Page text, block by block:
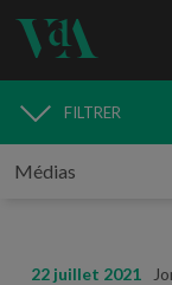
MÉDIAS
FILTRER
22 juillet 2021